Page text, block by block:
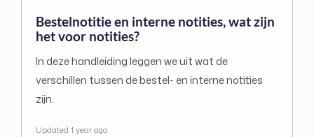
Bestelnotitie en interne notities, wat zijn
het voor notities?
In deze handleiding leggen we uit wat de
verschillen tussen de bestel- en interne notities
zijn.
Updated 1 year ago